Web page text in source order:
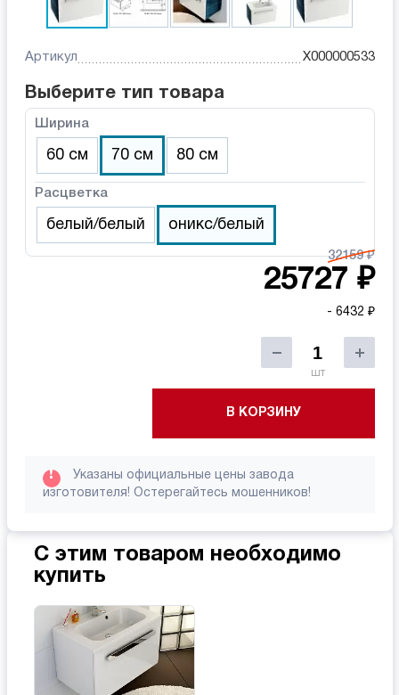
Артикул X000000533
Выберите тип товара
Ширина
60 см 70 см 80 см
Расцветка
белый/белый оникс/белый
32159 ₽
25727 ₽
- 6432 ₽
шт
В КОРЗИНУ
!
Указаны официальные цены завода
изготовителя! Остерегайтесь мошенников!
С этим товаром необходимо
купить